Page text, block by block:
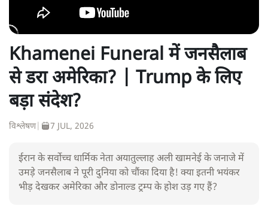
Khamenei Funeral में जनसैलाब
से डरा अमेरिका? | Trump के लिए
बड़ा संदेश?
विश्लेषण| 7 JUL, 2026
ईरान के सर्वोच्च धार्मिक नेता अयातुल्लाह अली खामनेई के जनाजे में
उमड़े जनसैलाब ने पूरी दुनिया को चौंका दिया है! क्या इतनी भयंकर
भीड़ देखकर अमेरिका और डोनाल्ड ट्रम्प के होश उड़ गए हैं?